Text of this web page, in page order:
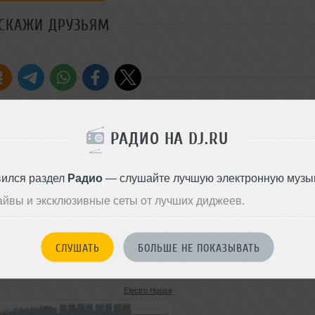
РАДИО НА DJ.RU
раздел Радио— слушайте лучшую электронную
и эксклюзивные сеты от лучших диджеев.
СЛУШАТЬ БОЛЬШЕ НЕ ПОКАЗЫВАТЬ
ДРУЗЬЯМ
Electro House
4.9 MB, 192 kbps MP3 261
16 октября 2014
Electro House
BPM: 40